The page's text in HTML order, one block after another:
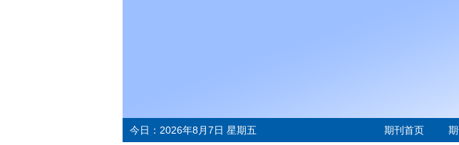
今日： 2026年8月7日 星期五 期刊首页